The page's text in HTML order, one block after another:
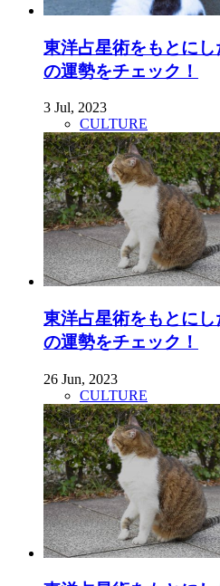
東洋占星術をもとに
の運勢をチェック！
3 Jul, 2023
CULTURE
東洋占星術をもとに
の運勢をチェック！
26 Jun, 2023
CULTURE